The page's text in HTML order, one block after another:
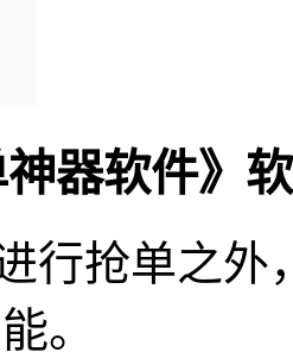
神器软件》
行抢单之
。